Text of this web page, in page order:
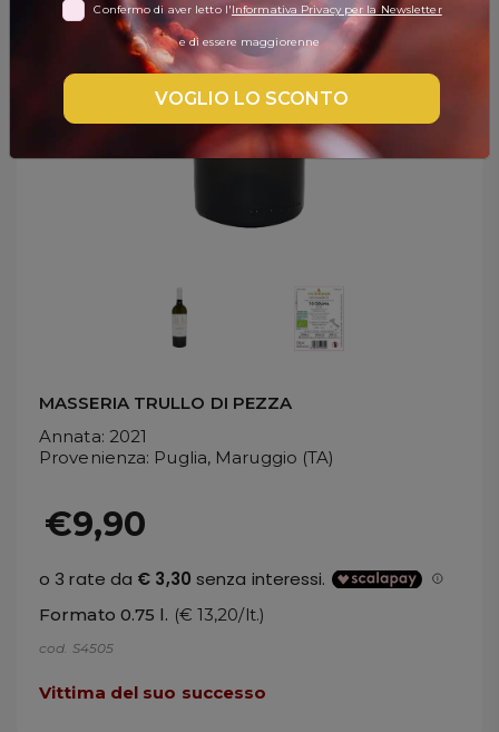
DISPENSA
TUTTO A
MASSERIA TRULLO DI PEZZA
Annata: 2021
Provenienza: Puglia, Maruggio (TA)
€9,90
Formato 0.75 l. (€ 13,20/lt.)
cod. S4505
Vittima del suo successo
Confermo di aver letto l'Informativa Privacy per la Newsletter
e di essere maggiorenne
VOGLIO LO SCONTO